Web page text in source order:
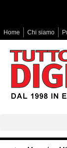
Home Chi siamo